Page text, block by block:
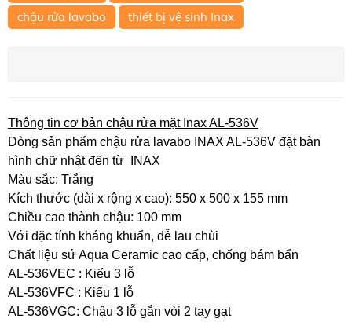
chậu rửa lavabo
thiết bị vệ sinh Inax
Thông tin cơ bản chậu rửa mặt Inax AL-536V
Dòng sản phẩm chậu rửa lavabo INAX AL-536V đặt bàn
hình chữ nhật đến từ INAX
Màu sắc: Trắng
Kích thước (dài x rộng x cao): 550 x 500 x 155 mm
Chiều cao thành chậu: 100 mm
Với đặc tính kháng khuẩn, dễ lau chùi
Chất liệu sứ Aqua Ceramic cao cấp, chống bám bẩn
AL-536VEC : Kiểu 3 lỗ
AL-536VFC : Kiểu 1 lỗ
AL-536VGC: Chậu 3 lỗ gắn vòi 2 tay gạt